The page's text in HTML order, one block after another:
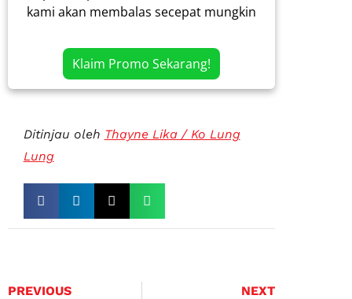
kami akan membalas secepat mungkin
Klaim Promo Sekarang!
Ditinjau oleh Thayne Lika / Ko Lung
Lung
PREVIOUS NEXT